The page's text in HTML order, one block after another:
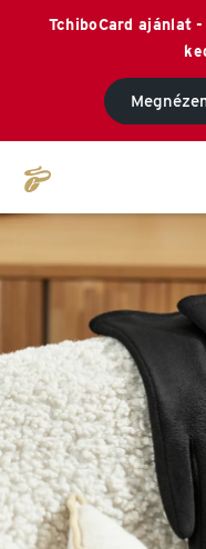
TchiboCard ajánlat